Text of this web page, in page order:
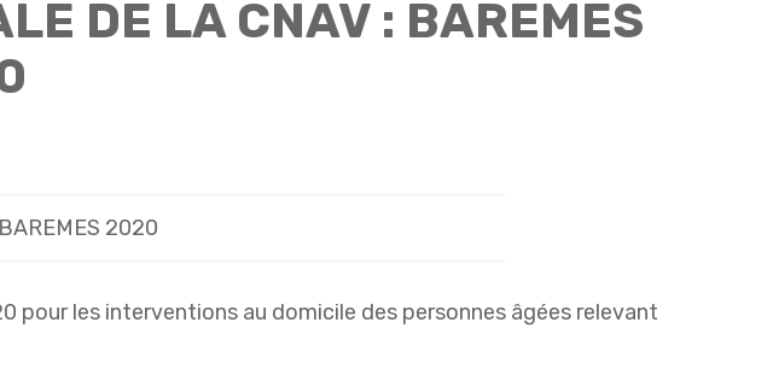
DE LA CNAV : BAREMES
2020
pour les interventions au domicile des personnes âgées relevant